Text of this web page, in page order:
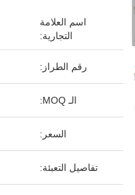
اسم العلامة
التجارية:
رقم الطراز:
الـ MOQ:
السعر:
تفاصيل التعبئة: